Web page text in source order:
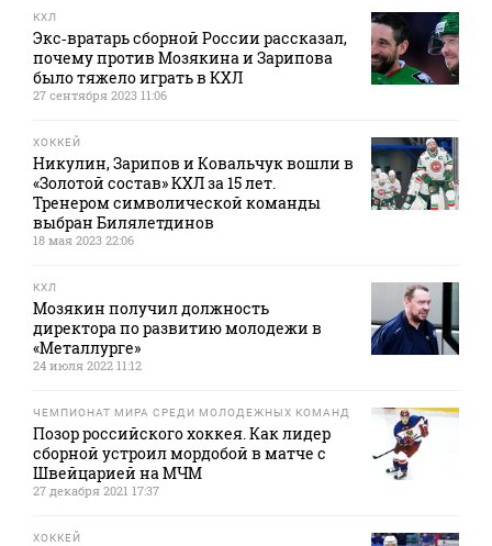
КХЛ
Экс‑вратарь сборной России рассказал,
почему против Мозякина и Зарипова
было тяжело играть в КХЛ
27 сентября 2023 11:06
ХОККЕЙ
Никулин, Зарипов и Ковальчук вошли в
«Золотой состав» КХЛ за 15 лет.
Тренером символической команды
выбран Билялетдинов
18 мая 2023 22:06
КХЛ
Мозякин получил должность
директора по развитию молодежи в
«Металлурге»
24 июля 2022 11:12
ЧЕМПИОНАТ МИРА СРЕДИ МОЛОДЕЖНЫХ КОМАНД
Позор российского хоккея. Как лидер
сборной устроил мордобой в матче с
Швейцарией на МЧМ
27 декабря 2021 17:37
ХОККЕЙ